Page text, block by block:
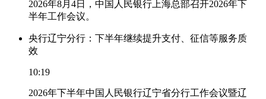
2026年8月4日，中国人民银行上海总部召开2026年下
半年工作会议。
央行辽宁分行：下半年继续提升支付、征信等服务质
效
10:19
2026年下半年中国人民银行辽宁省分行工作会议暨辽